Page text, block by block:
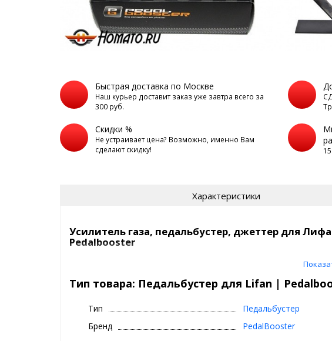
Быстрая доставка по Москве
Наш курьер доставит заказ уже завтра всего за
300 руб.
Скидки %
Не устраивает цена? Возможно, именно Вам
сделают скидку!
Характеристики
Усилитель газа, педальбустер, джеттер для
Pedalbooster
- это электронный контроллер дроссельной заслонки , который
дроссельной заслонки при нажатии педали газа,т.е. повышает
двигателя и сводит задержку (затуп) на нажатие педали к минимуму.
Применимость к моделям Lifan
Тип товара: Педальбустер для Lifan |
Тип
Педальбустер
Бренд
PedalBooster